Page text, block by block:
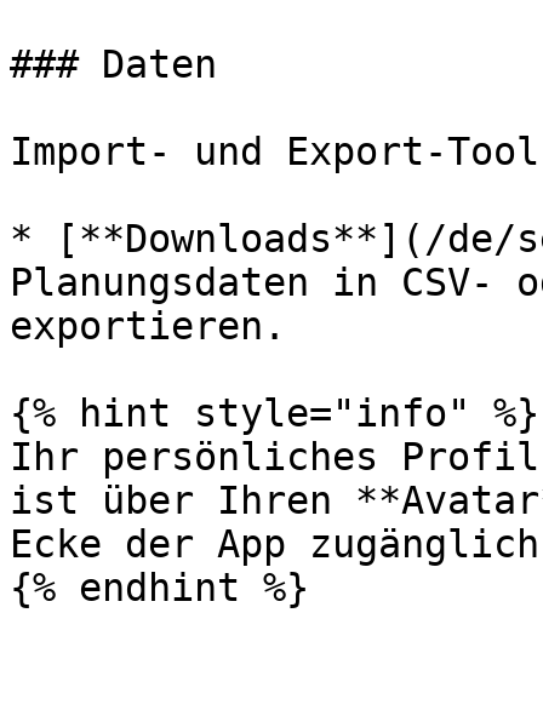
### Daten
Import- und Export-
* [**Downloads**](/de/
Planungsdaten in CSV-
exportieren.
{% hint style="info" %}
Ihr persönliches Profil
ist über Ihren
Ecke der App